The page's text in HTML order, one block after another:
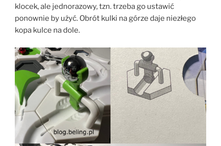
klocek, ale jednorazowy, tzn. trzeba go ustawić
ponownie by użyć. Obrót kulki na górze daje niezłego
kopa kulce na dole.